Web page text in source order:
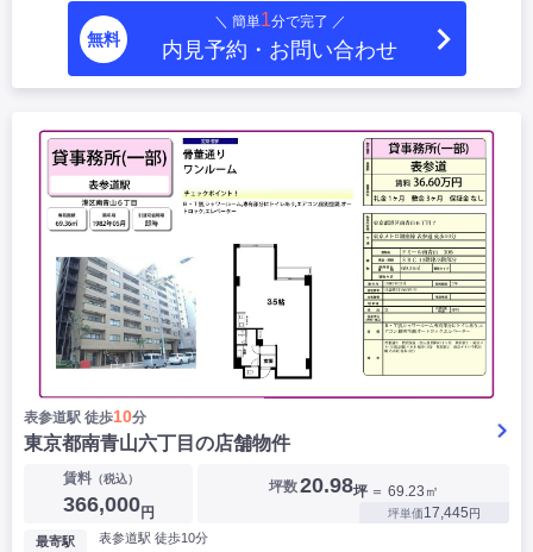
無料
＼ 簡単1分で完了 ／
内見予約・お問い合わせ
表参道駅 徒歩10分
東京都南青山六丁目の店舗物件
賃料（税込）
366,000円
坪数20.98坪 ＝ 69.23㎡
坪単価17,445円
最寄駅 表参道駅 徒歩10分